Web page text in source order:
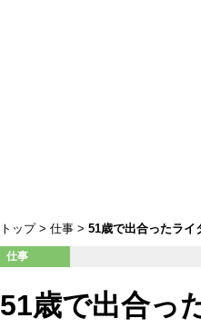
トップ 仕事 51歳で出合ったライ
仕事
51歳で出合っ